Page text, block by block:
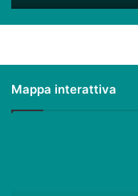
e
tradizioni
Mappa interattiva